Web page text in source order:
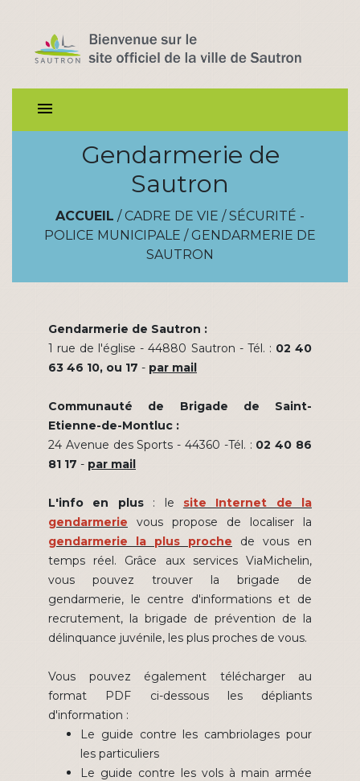
menu
Gendarmerie de
Sautron
ACCUEIL / CADRE DE VIE /SÉCURITÉ -
POLICE MUNICIPALE / GENDARMERIE DE
SAUTRON
Gendarmerie de Sautron :
1 rue de l'église - 44880 Sautron - Tél. : 02 40
63 46 10, ou 17 - par mail
Communauté de Brigade de Saint-
Etienne-de-Montluc :
24 Avenue des Sports - 44360 -Tél. : 02 40 86
81 17 - par mail
L'info en plus: le site Internet de la
gendarmerie vous propose de localiser la
gendarmerie la plus proche de vous en
temps réel. Grâce aux services ViaMichelin,
vous pouvez trouver la brigade de
gendarmerie, le centre d'informations et de
recrutement, la brigade de prévention de la
délinquance juvénile, les plus proches de vous.
Vous pouvez également télécharger au
format PDF ci-dessous les dépliants
d'information :
Le guide contre les cambriolages pour
les particuliers
Le guide contre les vols à main armée